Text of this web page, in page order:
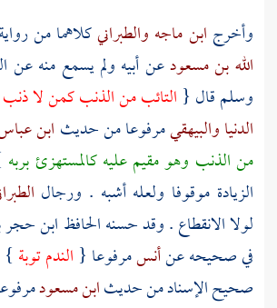
وأخرج ابن ماجه والطبرانيكلاهما من
الله بن مسعودعن أبيه ولم يسمع منه عن
وسلم قال { التائب من الذنب كمن لا
الدنياوالبيهقيمرفوعا من حديث ابن
من الذنب وهو مقيم عليه كالمستهزئ بربه
الزيادة موقوفا ولعله أشبه . ورجال
لولا الانقطاع . وقد حسنه الحافظ ابن حجر
في صحيحه عنأنسمرفوعا { الندم توبة }
صحيح الإسناد من حديثابن مسعود